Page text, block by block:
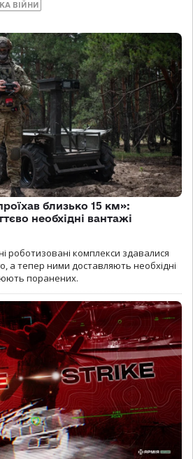
ВІЙНИ
близько 15 км»:
необхідні вантажі
роботизовані комплекси здавалися
а тепер ними доставляють необхідні
поранених.